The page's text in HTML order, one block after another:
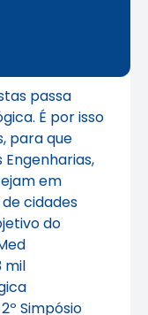
passa
É por isso
para que
em
cidades
do
mil
Simpósio